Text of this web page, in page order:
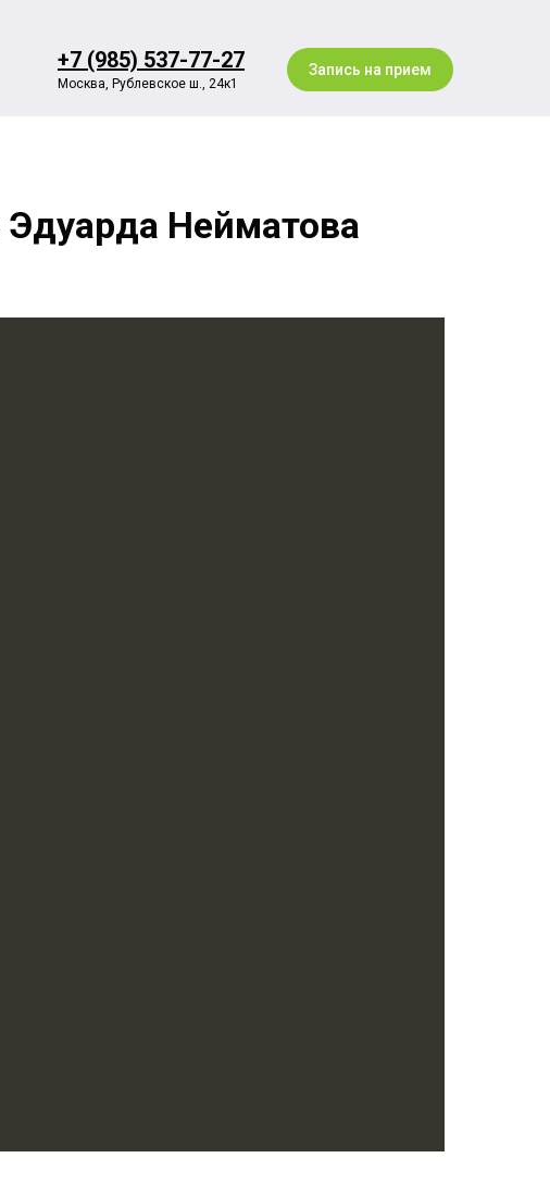
+7 (985) 537-77-27
Москва, Рублевское ш., 24к1
Запись на прием
Эдуарда Нейматова